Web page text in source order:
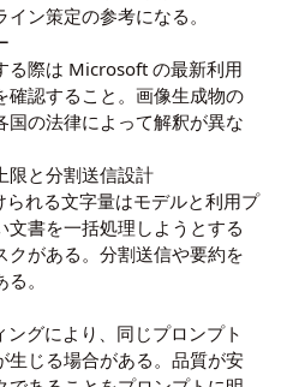
ン策定の参考になる。
る際は Microsoft の最新利用
確認すること。画像生成物の
の法律によって解釈が異な
限と分割送信設計
れる文字量はモデルと利用プ
書を一括処理しようとする
クがある。分割送信や要約を
。
グにより、同じプロンプト
生じる場合がある。品質が安